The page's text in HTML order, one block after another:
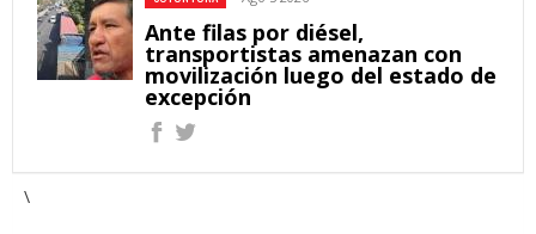
Ante filas por diésel,
transportistas amenazan con
movilización luego del estado de
excepción
\